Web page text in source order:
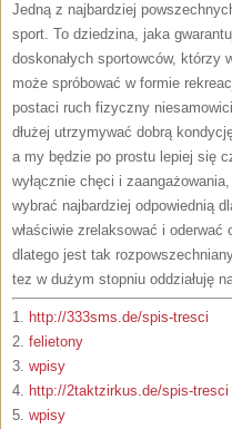
Jedną z najbardziej
sport. To dziedzina, jaka
doskonałych sportowców,
może spróbować w formie
postaci ruch fizyczny
dłużej utrzymywać dobrą
a my będzie po prostu lepiej się
wyłącznie chęci i
wybrać najbardziej odpowiednią
właściwie zrelaksować i
dlatego jest tak
tez w dużym stopniu oddziałuję
1. http://333sms.de/spis-tresci
2. felietony
3. wpisy
4. http://2taktzirkus.de/spis-tresci
5. wpisy